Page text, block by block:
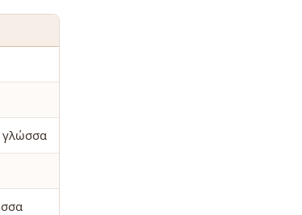
γλώσσα